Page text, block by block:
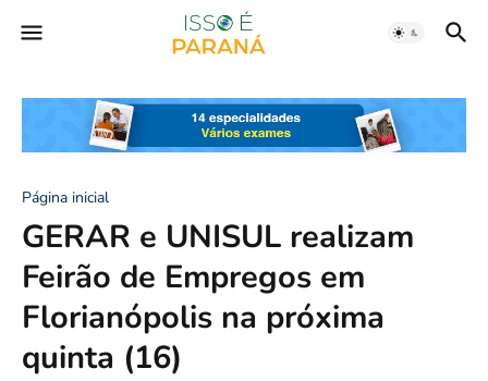
Página inicial
GERAR e UNISUL realizam
Feirão de Empregos em
Florianópolis na próxima
quinta (16)